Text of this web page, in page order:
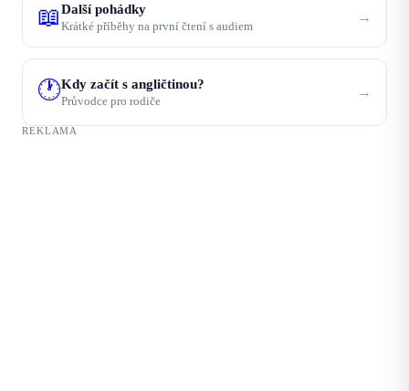
📖Další pohádky
Krátké příběhy na první čtení s audiem
→
🕐Kdy začít s angličtinou?
Průvodce pro rodiče
→
REKLAMA